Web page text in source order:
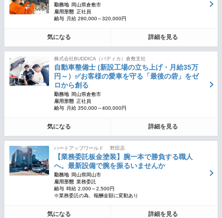
勤務地 岡山県倉敷市
雇用形態 正社員
給与
月給 280,000～320,000円
気になる 詳細を見る
株式会社BUDDICA（バディカ）倉敷支社
自動車整備士 (新設工場の立ち上げ・月給35万
円～）✅お客様の愛車を守る「最後の砦」をゼ
ロから創る
勤務地 岡山県倉敷市
雇用形態 正社員
給与
月給 350,000～400,000円
気になる 詳細を見る
ハートアップワールド 野田店
【業務委託板金塗装】腕一本で勝負する職人
へ。最新設備で腕を振るいませんか
勤務地 岡山県岡山市
雇用形態 業務委託
給与 時給 2,000～2,500円
※業務委託の為、報酬金額に変動あり
気になる 詳細を見る